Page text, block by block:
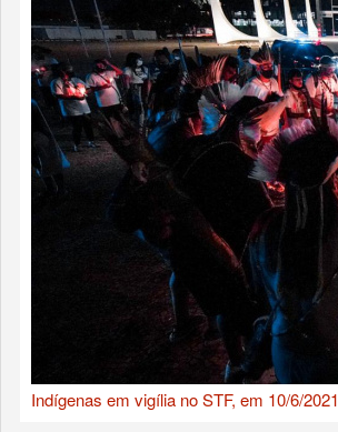
Indígenas em vigília no STF, em 10/6/2021